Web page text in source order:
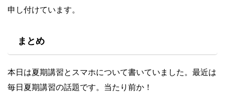
申し付けています。
まとめ
本日は夏期講習とスマホについて書いていました。最近は
毎日夏期講習の話題です。当たり前か！